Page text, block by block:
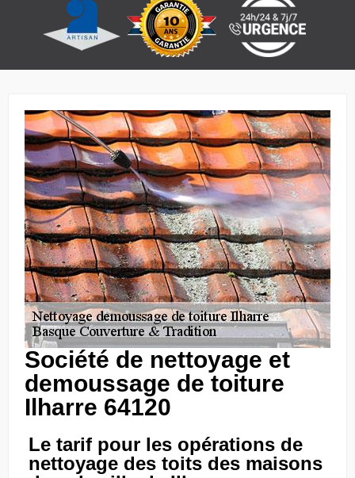
Société de nettoyage et
demoussage de toiture
Ilharre 64120
Le tarif pour les opérations de
nettoyage des toits des maisons